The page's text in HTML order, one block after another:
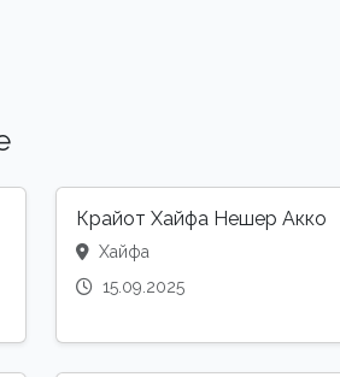
Крайот Хайфа Нешер Акко
Хайфа
15.09.2025